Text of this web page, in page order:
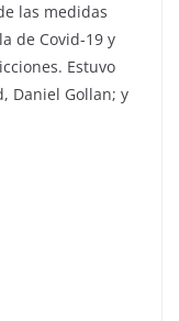
las medidas
de Covid-19 y
Estuvo
Daniel Gollan; y